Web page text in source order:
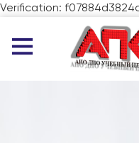
Verification: